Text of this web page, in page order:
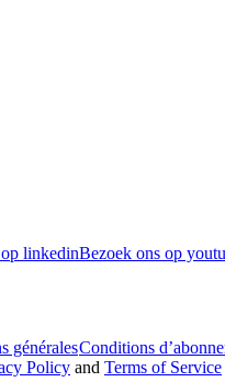
linkedinBezoek ons op
généralesConditions
Policy and Terms of Service